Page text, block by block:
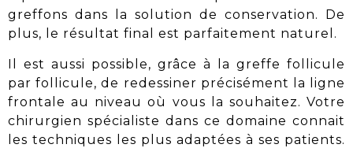
greffons dans la solution de conservation. De
plus, le résultat final est parfaitement naturel.
Il est aussi possible, grâce à la greffe follicule
par follicule, de redessiner précisément la ligne
frontale au niveau où vous la souhaitez. Votre
chirurgien spécialiste dans ce domaine connait
les techniques les plus adaptées à ses patients.